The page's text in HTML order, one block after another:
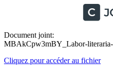
Document joint:
MBAkCpw3mBY_Labor-
Cliquez pour accéder au fichier